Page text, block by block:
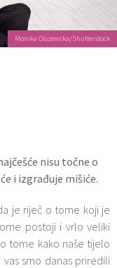
Monika Olszewska/Shutterstock
nisu točne o
i izgrađuje mišiće.
je riječ o tome koji je
postoji i vrlo veliki
tome kako naše tijelo
vas smo danas priredili